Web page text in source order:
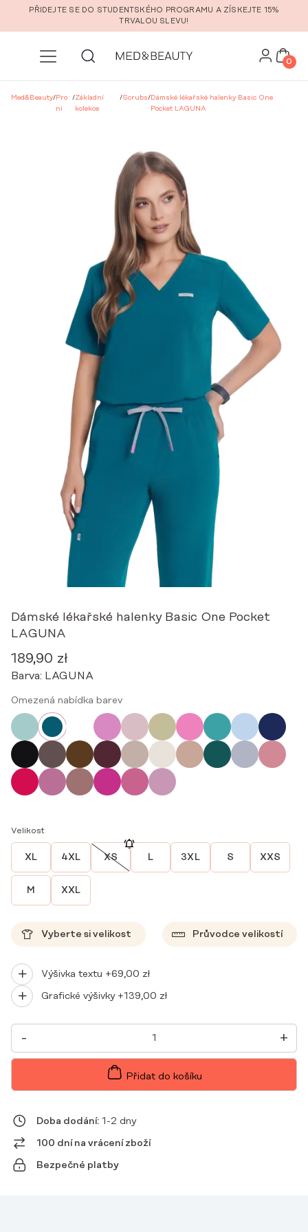
Přeskočit na hlavní obsah
PŘIDEJTE SE DO STUDENTSKÉHO PROGRAMU A ZÍSKEJTE 15%
TRVALOU SLEVU!
0
Med&Beauty/Pro
ni
/Základní
kolekce
/Scrubs/Dámské lékařské halenky Basic One
Pocket LAGUNA
Dámské lékařské halenky Basic One Pocket
LAGUNA
189,90 zł
Barva: LAGUNA
Omezená nabídka barev
Velikost
XL 4XL XS L 3XL S XXS
M XXL
Vyberte si velikost Průvodce velikostí
Výšivka textu +69,00 zł
Grafické výšivky +139,00 zł
-
DÁMSKÉ
LÉKAŘSKÉ
HALENKY
BASIC
+
Přidat do košíku
Doba dodání: 1-2 dny
100 dní na vrácení zboží
Bezpečné platby